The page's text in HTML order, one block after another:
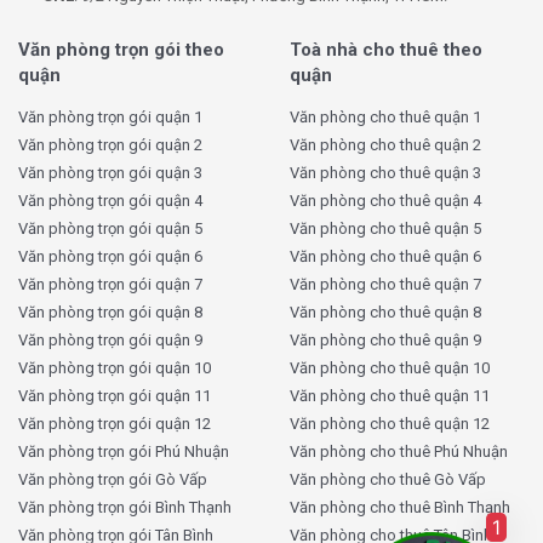
Giá điện
Phí gửi xe máy 120.000 VNĐ/ Tháng
Thời hạn thuê tối
thiểu
Lưu ý: Giá thuê có thể thay đổi tùy theo thời điểm và
diện tích còn trống. Để nhậnbáo giá chính xác theo
diện tích và thời điểm
, bạn nên liên hệ ngay với
KingOffice.
Tại sao nên thuê văn phòng
Ong&Ong Building Phú Nhuận tại
KingOffice?
Với gần 20 năm kinh nghiệm trong lĩnh vực văn phòng
Văn phòng trọn gói theo
quận
Văn phòng trọn gói quận 1
Văn phòng trọn gói quận 2
Văn phòng trọn gói quận 3
Văn phòng trọn gói quận 4
Văn phòng trọn gói quận 5
Văn phòng trọn gói quận 6
Văn phòng trọn gói quận 7
Văn phòng trọn gói quận 8
Văn phòng trọn gói quận 9
Văn phòng trọn gói quận 10
Văn phòng trọn gói quận 11
Văn phòng trọn gói quận 12
Văn phòng trọn gói Phú Nhuận
Văn phòng trọn gói Gò Vấp
Văn phòng trọn gói Bình Thạnh
Văn phòng trọn gói Tân Bình
Toà nhà cho thuê theo
quận
Văn phòng cho thuê quận 1
Văn phòng cho thuê quận 2
Văn phòng cho thuê quận 3
Văn phòng cho thuê quận 4
Văn phòng cho thuê quận 5
Văn phòng cho thuê quận 6
Văn phòng cho thuê quận 7
Văn phòng cho thuê quận 8
Văn phòng cho thuê quận 9
Văn phòng cho thuê quận 10
Văn phòng cho thuê quận 11
Văn phòng cho thuê quận 12
Văn phòng cho thuê Phú Nhuận
Văn phòng cho thuê Gò Vấp
Văn phòng cho thuê Bình Thạnh
Văn phòng cho thuê Tân Bình 1